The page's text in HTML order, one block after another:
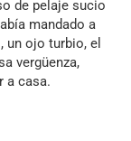
de pelaje sucio
mandado a
un ojo turbio, el
vergüenza,
a casa.